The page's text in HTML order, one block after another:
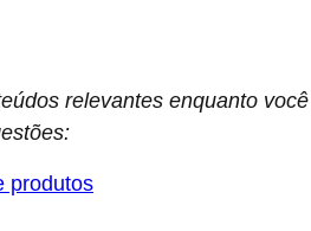
relevantes enquanto você
produtos